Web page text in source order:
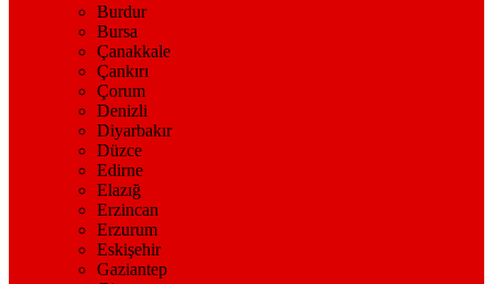
Burdur
Bursa
Çanakkale
Çankırı
Çorum
Denizli
Diyarbakır
Düzce
Edirne
Elazığ
Erzincan
Erzurum
Eskişehir
Gaziantep